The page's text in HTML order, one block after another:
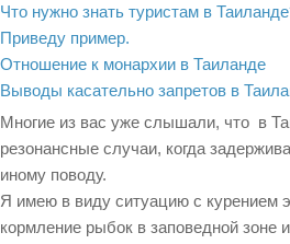
Что нужно знать туристам в
Приведу пример.
Отношение к монархии в Таиланде
Выводы касательно запретов в
Многие из вас уже слышали, что в
резонансные случаи, когда
иному поводу.
Я имею в виду ситуацию с курением
кормление рыбок в заповедной зоне